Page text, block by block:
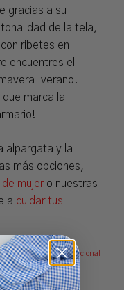
gracias a su
de la tela,
ribetes en
encuentres el
verano.
marca la
alpargata y la
más opciones,
mujero nuestras
a cuidar tus
conversor internacional